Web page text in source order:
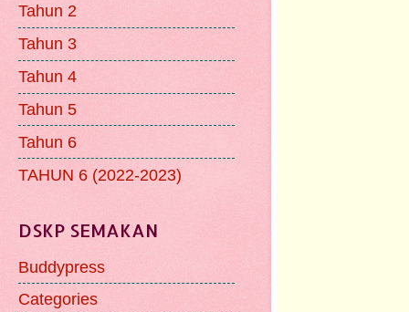
Tahun 2
Tahun 3
Tahun 4
Tahun 5
Tahun 6
TAHUN 6 (2022-2023)
DSKP SEMAKAN
Buddypress
Categories